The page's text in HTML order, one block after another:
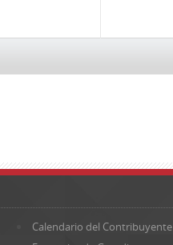
Calendario del Contribuyente